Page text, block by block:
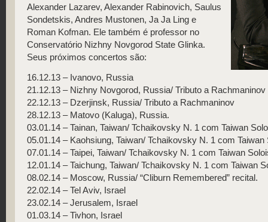
Alexander Lazarev, Alexander Rabinovich, Saulus
Sondetskis, Andres Mustonen, Ja Ja Ling e
Roman Kofman. Ele também é professor no
Conservatório Nizhny Novgorod State Glinka.
Seus próximos concertos são:
16.12.13 – Ivanovo, Russia
21.12.13 – Nizhny Novgorod, Russia/ Tributo a Rachmaninov
22.12.13 – Dzerjinsk, Russia/ Tributo a Rachmaninov
28.12.13 – Matovo (Kaluga), Russia.
03.01.14 – Tainan, Taiwan/ Tchaikovsky N. 1 com Taiwan
05.01.14 – Kaohsiung, Taiwan/ Tchaikovsky N. 1 com
07.01.14 – Taipei, Taiwan/ Tchaikovsky N. 1 com Taiwan
12.01.14 – Taichung, Taiwan/ Tchaikovsky N. 1 com Taiwan
08.02.14 – Moscow, Russia/ “Cliburn Remembered” recital.
22.02.14 – Tel Aviv, Israel
23.02.14 – Jerusalem, Israel
01.03.14 – Tivhon, Israel